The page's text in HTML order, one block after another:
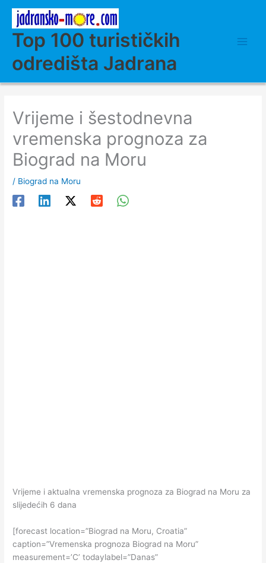
contentTop 100 turističkih
odredišta Jadrana
Vrijeme i šestodnevna
vremenska prognoza za
Biograd na Moru
/ Biograd na Moru
Vrijeme i aktualna vremenska prognoza za Biograd na Moru za
slijedećih 6 dana
[forecast location=”Biograd na Moru, Croatia”
caption=”Vremenska prognoza Biograd na Moru”
measurement=’C’ todaylabel=”Danas”